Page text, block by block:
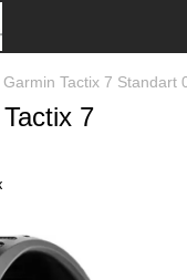
Tactix 7 Standart
7